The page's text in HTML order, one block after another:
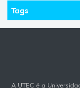
Tags
A UTEC é a